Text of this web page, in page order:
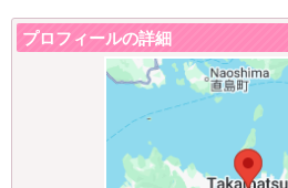
プロフィールの詳細